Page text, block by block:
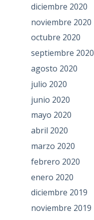
diciembre 2020
noviembre 2020
octubre 2020
septiembre 2020
agosto 2020
julio 2020
junio 2020
mayo 2020
abril 2020
marzo 2020
febrero 2020
enero 2020
diciembre 2019
noviembre 2019